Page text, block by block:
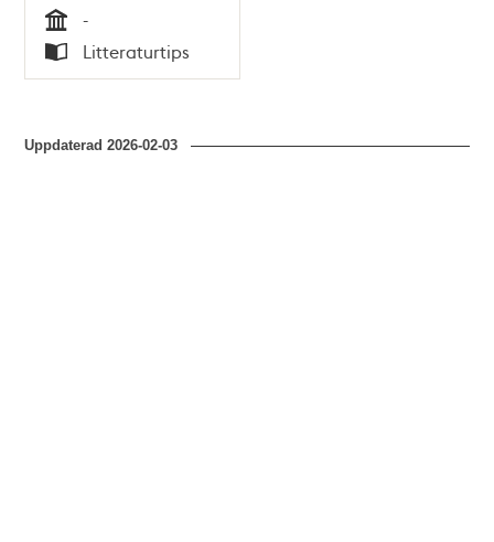
Tid
-
Typ
Litteraturtips
Uppdaterad2026-02-03